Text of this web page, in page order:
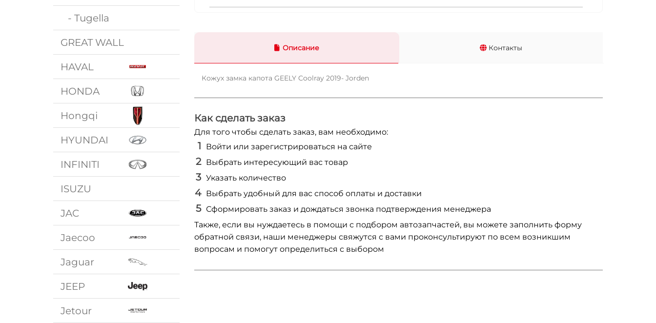
- Tugella
GREAT WALL
HAVAL
HONDA
Hongqi
HYUNDAI
INFINITI
ISUZU
JAC
Jaecoo
Jaguar
JEEP
Jetour
Описание Контакты
Кожух замка капота GEELY Coolray 2019- Jorden
Как сделать заказ
Для того чтобы сделать заказ, вам необходимо:
Войти или зарегистрироваться на сайте
Выбрать интересующий вас товар
Указать количество
Выбрать удобный для вас способ оплаты и доставки
Сформировать заказ и дождаться звонка подтверждения менеджера
Также, если вы нуждаетесь в помощи с подбором автозапчастей, вы можете заполнить форму
обратной связи, наши менеджеры свяжутся с вами проконсультируют по всем возникшим
вопросам и помогут определиться с выбором